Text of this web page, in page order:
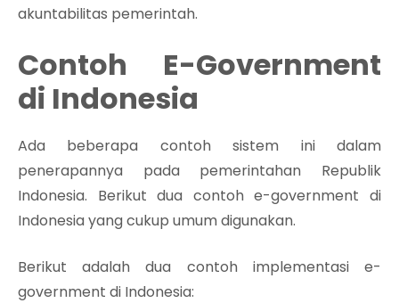
akuntabilitas pemerintah.
Contoh E-Government
di Indonesia
Ada beberapa contoh sistem ini dalam
penerapannya pada pemerintahan Republik
Indonesia. Berikut dua contoh e-government di
Indonesia yang cukup umum digunakan.
Berikut adalah dua contoh implementasi e-
government di Indonesia: